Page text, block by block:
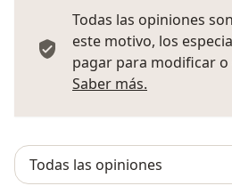
Todas las opiniones
este motivo, los
pagar para modificar
Saber más.